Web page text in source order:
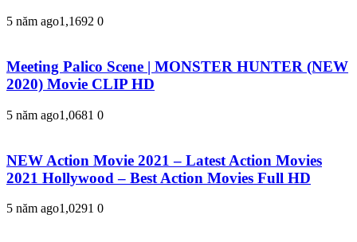
5 năm ago1,1692 0
Meeting Palico Scene | MONSTER HUNTER (NEW
2020) Movie CLIP HD
5 năm ago1,0681 0
NEW Action Movie 2021 – Latest Action Movies
2021 Hollywood – Best Action Movies Full HD
5 năm ago1,0291 0